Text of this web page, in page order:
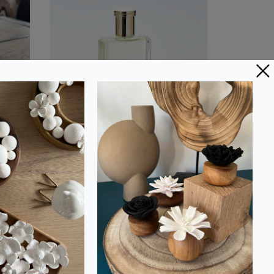
Spray Parfum
d'Ambiance Maison 100
ml - Senteur Figue et
Amande |ACCORD
AUDACIEUX
39,00 €